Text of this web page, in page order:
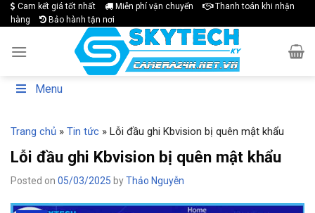
Skip
to
Cam kết giá tốt nhất Miễn phí vận chuyển
Thanh toán khi nhận
hàng
Bảo hành tận nơi
Menu
Trang chủ » Tin tức » Lỗi đầu ghi Kbvision bị quên mật khẩu
Lỗi đầu ghi Kbvision bị quên mật khẩu
Posted on 05/03/2025 byThảo Nguyễn